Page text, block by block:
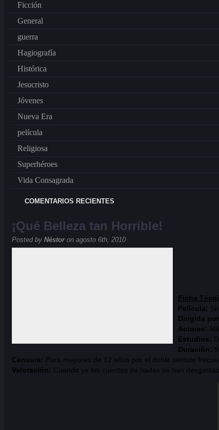
Ficción
General
guerra
Hagiografía
Histórica
Jesucristo
Jóvenes
Nueva Era
película
Religiosa
Superhéroes
Vida Consagrada
COMENTARIOS RECIENTES
¡Qué Belleza tan Horrible!
Posted by Néstoron agosto 6th, 2010
Ficha
Película:
Dirigida
Actores:
Estudios:
Duración:
Censura: Para mayores de 12 años por el doble sentido
Valoración: Cuando ya los cuentos de hadas se han